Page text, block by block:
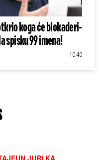
koga će blokaderi-
spisku 99 imena!
10:40